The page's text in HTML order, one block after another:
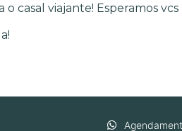
casal viajante! Esperamos vcs